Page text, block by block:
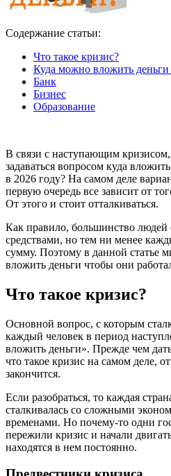
Содержание статьи:
Что такое кризис?
Куда можно вложить деньги
Банк
Бизнес
Образование
В связи с наступающим
задаваться вопросом куда
в 2026 году? На самом деле
первую очередь все зависит от
От этого и стоит отталкиваться.
Как правило, большинство людей
средствами, но тем ни менее
сумму. Поэтому в данной статье
вложить деньги чтобы они
Что такое кризис?
Основной вопрос, с которым
каждый человек в период
вложить деньги». Прежде чем
что такое кризис на самом деле,
закончится.
Если разобраться, то каждая
сталкивалась со сложными
временами. Но почему-то одни
пережили кризис и начали
находятся в нем постоянно.